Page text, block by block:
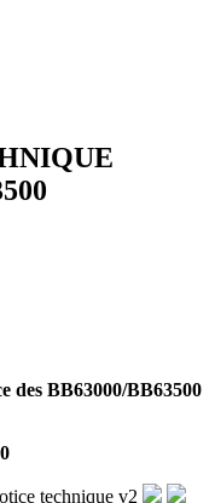
des BB63000/BB63500
technique v2